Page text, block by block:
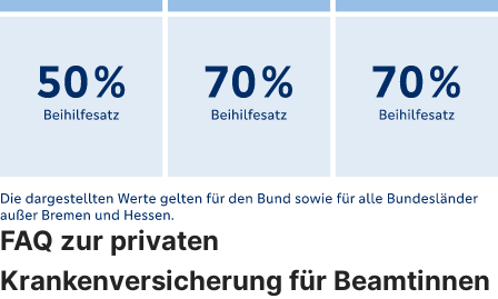
FAQ zur privaten
Krankenversicherung für Beamtinnen